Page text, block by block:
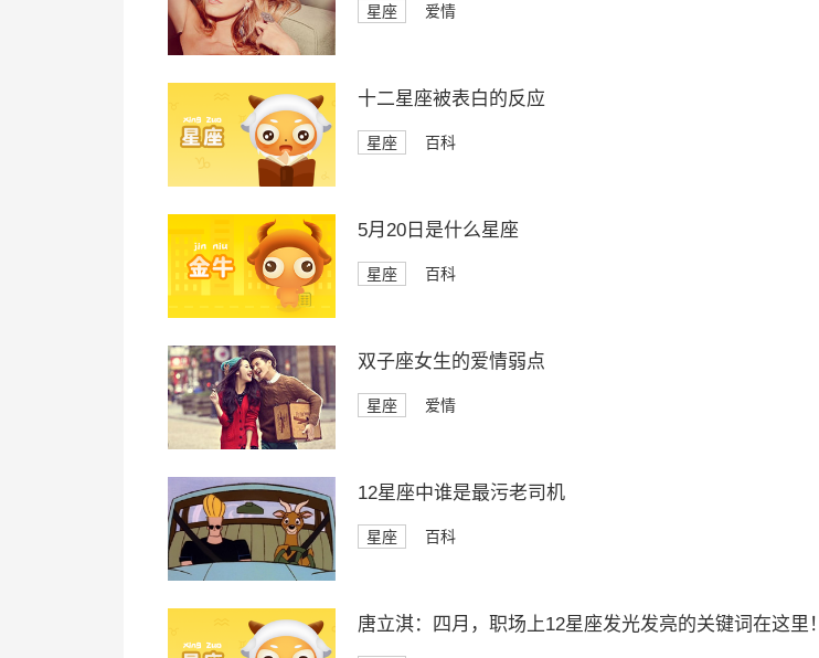
星座 爱情
十二星座被表白的反应
星座 百科
5月20日是什么星座
星座 百科
双子座女生的爱情弱点
星座 爱情
12星座中谁是最污老司机
星座 百科
唐立淇：四月，职场上12星座发光发亮的关键词在这里！